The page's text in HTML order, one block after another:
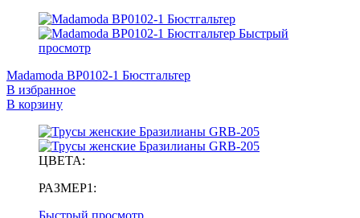
Быстрый
просмотр
Madamoda BP0102-1 Бюстгальтер
В избранное
В корзину
ЦВЕТА:
РАЗМЕР1:
Быстрый просмотр